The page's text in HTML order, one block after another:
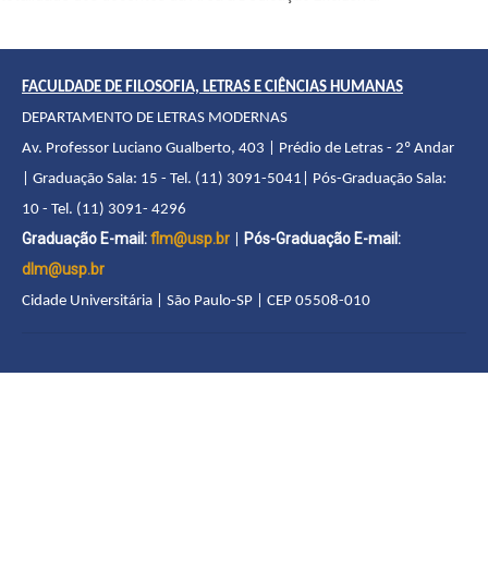
FACULDADE DE FILOSOFIA, LETRAS E CIÊNCIAS HUMANAS
DEPARTAMENTO DE LETRAS MODERNAS
Av. Professor Luciano Gualberto, 403 | Prédio de Letras - 2º Andar
| Graduação Sala: 15 - Tel. (11) 3091-5041| Pós-Graduação Sala:
10 - Tel. (11) 3091- 4296
Graduação E-mail:flm@usp.br
Pós-Graduação E-mail:
dlm@usp.br
Cidade Universitária | São Paulo-SP | CEP 05508-010